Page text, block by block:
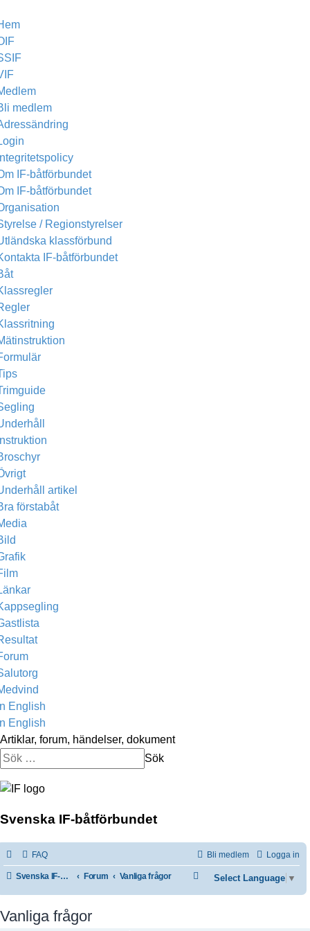
medlem
IF-båtförbundet
IF-båtförbundet
/ Regionstyrelser
klassförbund
IF-båtförbundet
artikel
förstabåt
English
English
Artiklar, forum, händelser, dokument
Sök
Svenska IF-båtförbundet
FAQ Logga in
Bli medlem
Svenska IF-båtförbundet Forum Vanliga frågor Select Language ▼
ö
Vanliga frågor